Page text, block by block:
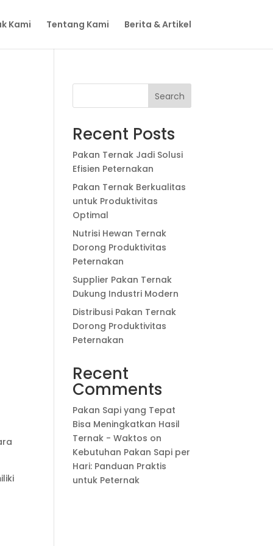
Kami Tentang Kami Berita & Artikel
Search
Recent Posts
Pakan Ternak Jadi Solusi
Efisien Peternakan
Pakan Ternak Berkualitas
untuk Produktivitas
Optimal
Nutrisi Hewan Ternak
Dorong Produktivitas
Peternakan
Supplier Pakan Ternak
Dukung Industri Modern
Distribusi Pakan Ternak
Dorong Produktivitas
Peternakan
Recent
Comments
Pakan Sapi yang Tepat
Bisa Meningkatkan Hasil
Ternak - Waktos on
Kebutuhan Pakan Sapi per
Hari: Panduan Praktis
untuk Peternak